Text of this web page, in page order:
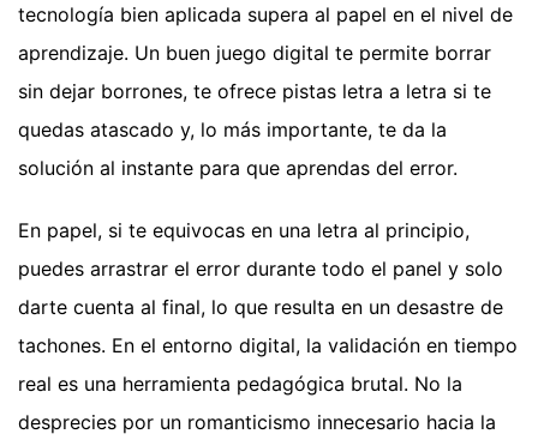
tecnología bien aplicada supera al papel en el nivel de
aprendizaje. Un buen juego digital te permite borrar
sin dejar borrones, te ofrece pistas letra a letra si te
quedas atascado y, lo más importante, te da la
solución al instante para que aprendas del error.
En papel, si te equivocas en una letra al principio,
puedes arrastrar el error durante todo el panel y solo
darte cuenta al final, lo que resulta en un desastre de
tachones. En el entorno digital, la validación en tiempo
real es una herramienta pedagógica brutal. No la
desprecies por un romanticismo innecesario hacia la